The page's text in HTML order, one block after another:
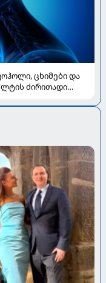
ცხიმები და
ძირითადი